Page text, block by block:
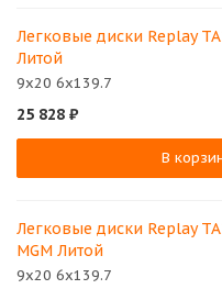
Легковые диски Replay
Литой
9x20 6x139.7
25 828 ₽
В
Легковые диски Replay
MGM Литой
9x20 6x139.7